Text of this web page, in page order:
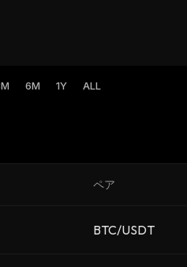
6M 1Y ALL
ペア
BTC/USDT